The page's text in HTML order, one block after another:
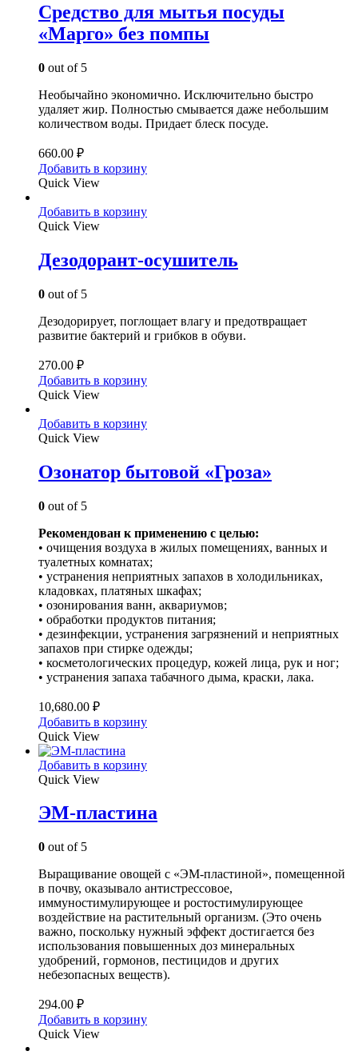
Средство для мытья посуды
«Марго» без помпы
0 out of 5
Необычайно экономично. Исключительно быстро
удаляет жир. Полностью смывается даже небольшим
количеством воды. Придает блеск посуде.
660.00 ₽
Добавить в корзину
Quick View
Добавить в корзину
Quick View
Дезодорант-осушитель
0 out of 5
Дезодорирует, поглощает влагу и предотвращает
развитие бактерий и грибков в обуви.
270.00 ₽
Добавить в корзину
Quick View
Добавить в корзину
Quick View
Озонатор бытовой «Гроза»
0 out of 5
Рекомендован к применению с целью:
• очищения воздуха в жилых помещениях, ванных и
туалетных комнатах;
• устранения неприятных запахов в холодильниках,
кладовках, платяных шкафах;
• озонирования ванн, аквариумов;
• обработки продуктов питания;
• дезинфекции, устранения загрязнений и неприятных
запахов при стирке одежды;
• косметологических процедур, кожей лица, рук и ног;
• устранения запаха табачного дыма, краски, лака.
10,680.00 ₽
Добавить в корзину
Quick View
Добавить в корзину
Quick View
ЭМ-пластина
0 out of 5
Выращивание овощей с «ЭМ-пластиной», помещенной
в почву, оказывало антистрессовое,
иммуностимулирующее и ростостимулирующее
воздействие на растительный организм. (Это очень
важно, поскольку нужный эффект достигается без
использования повышенных доз минеральных
удобрений, гормонов, пестицидов и других
небезопасных веществ).
294.00 ₽
Добавить в корзину
Quick View